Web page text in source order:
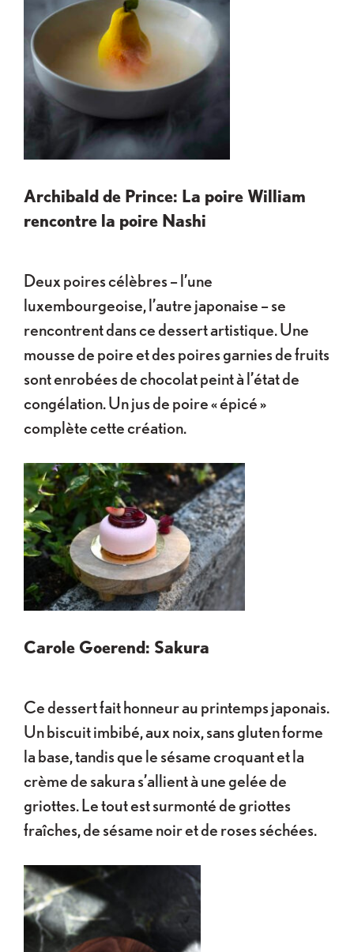
Archibald de Prince: La poire William
rencontre la poire Nashi
Deux poires célèbres – l’une
luxembourgeoise, l’autre japonaise – se
rencontrent dans ce dessert artistique. Une
mousse de poire et des poires garnies de fruits
sont enrobées de chocolat peint à l’état de
congélation. Un jus de poire « épicé »
complète cette création.
Carole Goerend: Sakura
Ce dessert fait honneur au printemps japonais.
Un biscuit imbibé, aux noix, sans gluten forme
la base, tandis que le sésame croquant et la
crème de sakura s’allient à une gelée de
griottes. Le tout est surmonté de griottes
fraîches, de sésame noir et de roses séchées.